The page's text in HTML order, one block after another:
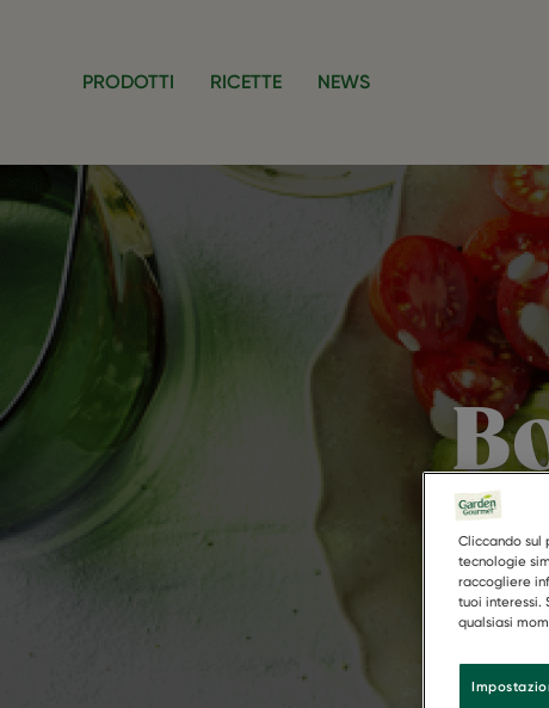
PRODOTTI RICETTE NEWS
Cliccando sul
tecnologie
raccogliere
tuoi interessi.
qualsiasi